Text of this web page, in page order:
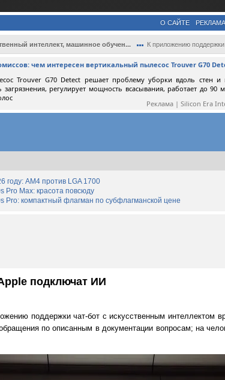
О САЙТЕ РЕКЛАМА
интеллект, машинное обучен... К приложению поддержки Apple
чем интересен вертикальный пылесос Trouver G70
Trouver G70 Detect решает проблему уборки вдоль стен
загрязнения, регулирует мощность всасывания, работает до 90
Реклама | Silicon Era
году: AM4 против LGA 1700
Pro Max: красота повсюду
Pro: компактный флагман по субфлагманской цене
подключат ИИ
поддержки чат-бот с искусственным интеллектом
по описанным в документации вопросам; на